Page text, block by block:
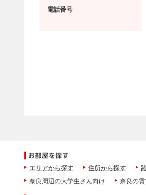
電話番号
エリアから探す 住所から探す
奈良周辺の大学生さん向け
奈良の賃